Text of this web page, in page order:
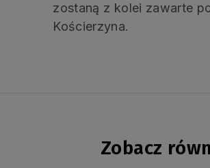
zostaną z kolei zawarte
Kościerzyna.
Zobacz